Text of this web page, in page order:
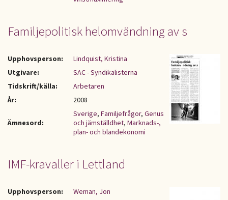
Familjepolitisk helomvändning av s
Upphovsperson:
Lindquist, Kristina
Utgivare:
SAC - Syndikalisterna
Tidskrift/källa:
Arbetaren
År:
2008
Ämnesord:
Sverige, Familjefrågor, Genus
och jämställdhet, Marknads-,
plan- och blandekonomi
IMF-kravaller i Lettland
Upphovsperson:
Weman, Jon